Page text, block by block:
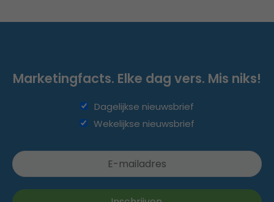
Marketingfacts. Elke dag vers. Mis niks!
Dagelijkse nieuwsbrief
Wekelijkse nieuwsbrief